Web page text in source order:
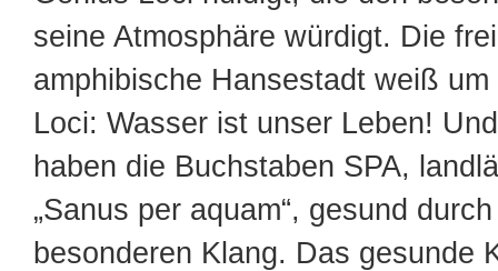
seine Atmosphäre würdigt. Die
amphibische Hansestadt weiß
Loci: Wasser ist unser Leben!
haben die Buchstaben SPA,
„Sanus per aquam“, gesund
besonderen Klang. Das gesunde